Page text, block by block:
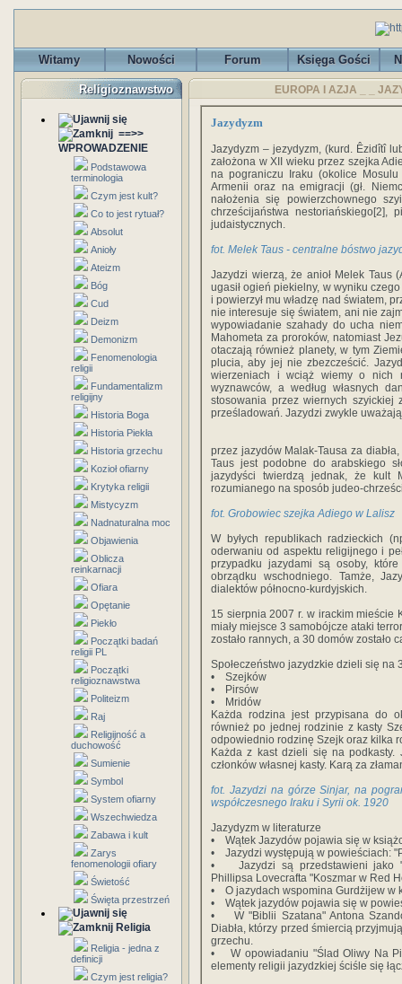
Witamy Nowości Forum Księga Gości
Religioznawstwo
==>>
WPROWADZENIE
Podstawowa
terminologia
Czym jest kult?
Co to jest rytuał?
Absolut
Anioły
Ateizm
Bóg
Cud
Deizm
Demonizm
Fenomenologia
religii
Fundamentalizm
religijny
Historia Boga
Historia Piekła
Historia grzechu
Kozioł ofiarny
Krytyka religii
Mistycyzm
Nadnaturalna moc
Objawienia
Oblicza
reinkarnacji
Ofiara
Opętanie
Piekło
Początki badań
religii PL
Początki
religioznawstwa
Politeizm
Raj
Religijność a
duchowość
Sumienie
Symbol
System ofiarny
Wszechwiedza
Zabawa i kult
Zarys
fenomenologii ofiary
Świetość
Święta przestrzeń
Religia
Religia - jedna z
definicji
Czym jest religia?
EUROPA I AZJA _ _
Jazydyzm
Jazydyzm – jezydyzm, (kurd. Êzidîtî
założona w XII wieku przez szejka
na pograniczu Iraku (okolice
Armenii oraz na emigracji (gł.
nałożenia się powierzchownego
chrześcijaństwa nestoriańskiego[2],
judaistycznych.
fot. Melek Taus - centralne bóstwo
Jazydzi wierzą, że anioł Melek Taus
ugasił ogień piekielny, w wyniku
i powierzył mu władzę nad światem,
nie interesuje się światem, ani nie
wypowiadanie szahady do ucha
Mahometa za proroków, natomiast
otaczają również planety, w tym
plucia, aby jej nie zbezcześcić.
wierzeniach i wciąż wiemy o nich
wyznawców, a według własnych
stosowania przez wiernych
prześladowań. Jazydzi zwykle
przez jazydów Malak-Tausa za
Taus jest podobne do arabskiego
jazydyści twierdzą jednak, że kult
rozumianego na sposób judeo-
fot. Grobowiec szejka Adiego w Lalisz
W byłych republikach radzieckich
oderwaniu od aspektu religijnego i
przypadku jazydami są osoby,
obrządku wschodniego. Tamże,
dialektów północno-kurdyjskich.
15 sierpnia 2007 r. w irackim mieście
miały miejsce 3 samobójcze ataki
zostało rannych, a 30 domów zostało
Społeczeństwo jazydzkie dzieli się na
• Szejków
• Pirsów
• Mridów
Każda rodzina jest przypisana do
również po jednej rodzinie z kasty
odpowiednio rodzinę Szejk oraz kilka
Każda z kast dzieli się na
członków własnej kasty. Karą za
fot. Jazydzi na górze Sinjar, na
współczesnego Iraku i Syrii ok. 1920
Jazydyzm w literaturze
• Wątek Jazydów pojawia się w
• Jazydzi występują w powieściach:
• Jazydzi są przedstawieni jako
Phillipsa Lovecrafta "Koszmar w Red
• O jazydach wspomina Gurdżijew w
• Wątek jazydów pojawia się w
• W "Biblii Szatana" Antona
Diabła, którzy przed śmiercią
grzechu.
• W opowiadaniu "Ślad Oliwy Na
elementy religii jazydzkiej ściśle się